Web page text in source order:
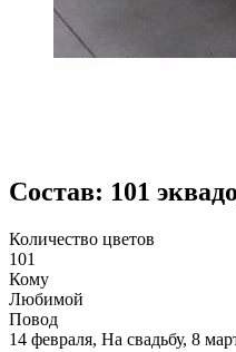
Состав: 101
Количество цветов
101
Кому
Любимой
Повод
14 февраля, На свадьбу, 8